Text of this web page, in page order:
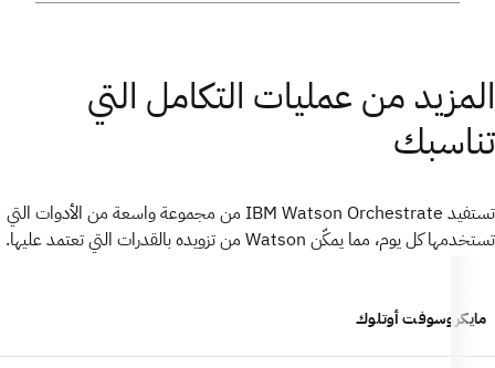
المزيد من عمليات التكامل التي
تناسبك
تستفيد IBM Watson Orchestrate من مجموعة واسعة من الأدوات التي
تستخدمها كل يوم، مما يمكّن Watson من تزويده بالقدرات التي تعتمد عليها.
مايكروسوفت أوتلوك